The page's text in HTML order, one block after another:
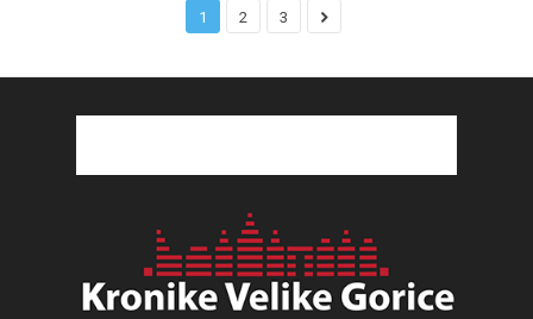
1 2 3